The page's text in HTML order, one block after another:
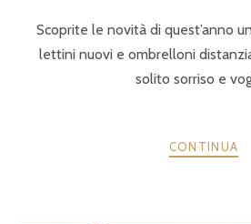
Scoprite le novità di quest’anno
lettini nuovi e ombrelloni
solito sorriso e
CONTINUA